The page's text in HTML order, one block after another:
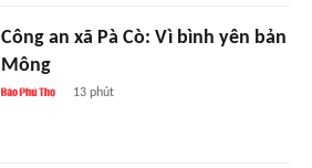
Công an xã Pà Cò: Vì bình yên bản
Mông
13 phút